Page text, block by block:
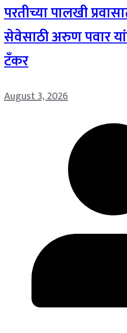
परतीच्या पालखी
सेवेसाठी अरुण पवार
टँकर
August 3, 2026